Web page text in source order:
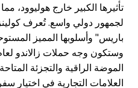
تأثيرها الكبير خارج هوليوود،
لجمهور دولي واسع. تُعرف
باريس" وأسلوبها المميز
الموضة الراقية والتجزئة
العلامات التجارية في اختيار